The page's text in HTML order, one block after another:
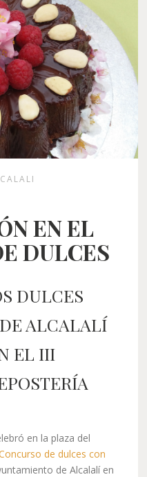
EN EL
DULCES
DULCES
ALCALALÍ
EL III
en la plaza del
de dulces con
de Alcalalí en